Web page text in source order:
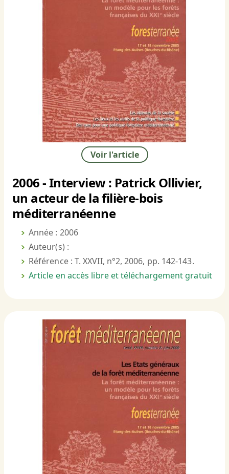
Voir l'article
2006 - Interview : Patrick Ollivier,
un acteur de la filière-bois
méditerranéenne
Année : 2006
Auteur(s) :
Référence : T. XXVII, n°2, 2006, pp. 142-143.
Article en accès libre et téléchargement gratuit